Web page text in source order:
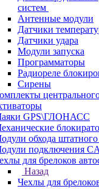
систем
Антенные модули
Датчики
Датчики удара
Модули запуска
Программаторы
Радиореле
Сирены
GPS\ГЛОНАСС
обхода
подключения
для брелоков
Назад
Чехлы для